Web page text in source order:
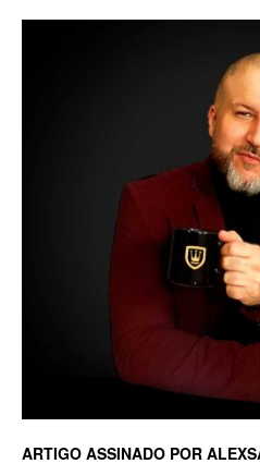
e
na
ARTIGO ASSINADO POR